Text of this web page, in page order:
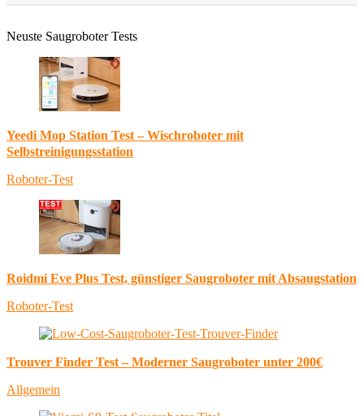
Neuste Saugroboter Tests
Yeedi Mop Station Test – Wischroboter mit
Selbstreinigungsstation
Roboter-Test
Roidmi Eve Plus Test, günstiger Saugroboter mit Absaugstation
Roboter-Test
Trouver Finder Test – Moderner Saugroboter unter 200€
Allgemein